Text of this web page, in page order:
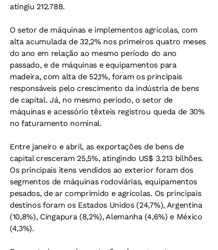
atingiu 212.788.
O setor de máquinas e implementos agrícolas, com
alta acumulada de 32,2% nos primeiros quatro meses
do ano em relação ao mesmo período do ano
passado, e de máquinas e equipamentos para
madeira, com alta de 52,1%, foram os principais
responsáveis pelo crescimento da indústria de bens
de capital. Já, no mesmo período, o setor de
máquinas e acessório têxteis registrou queda de 30%
no faturamento nominal.
Entre janeiro e abril, as exportações de bens de
capital cresceram 25,5%, atingindo US$ 3.213 bilhões.
Os principais itens vendidos ao exterior foram dos
segmentos de máquinas rodoviárias, equipamentos
pesados, de ar comprimido e agrícolas. Os principais
destinos foram os Estados Unidos (24,7%), Argentina
(10,8%), Cingapura (8,2%), Alemanha (4,6%) e México
(4,3%).